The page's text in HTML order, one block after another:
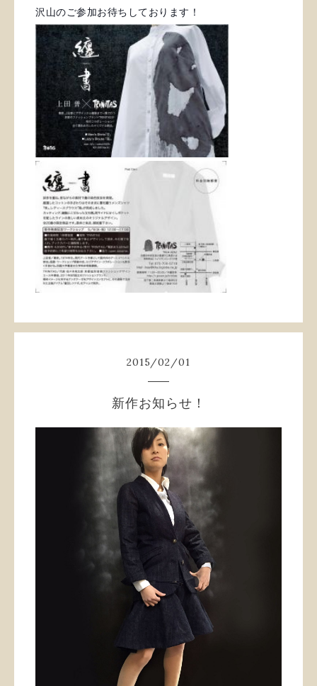
沢山のご参加お待ちしております！
2015/02/01
新作お知らせ！